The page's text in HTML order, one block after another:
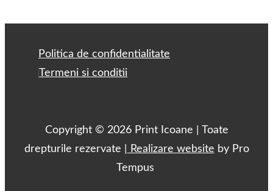
Footer
Menu
Politica de confidentialitate
Termeni si conditii
Copyright © 2026 Print Icoane | Toate
drepturile rezervate |
Realizare website by Pro
Tempus